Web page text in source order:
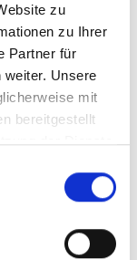
zu
zu Ihrer
Partner für
weiter. Unsere
mit
bereitgestellt
der Dienste